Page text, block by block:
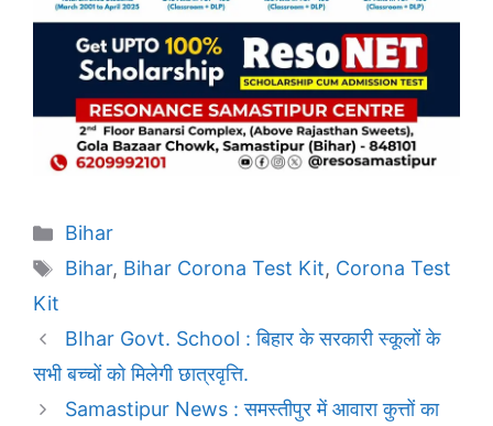
Categories
Bihar
Tags
Bihar, Bihar Corona Test Kit, Corona Test
Kit
BIhar Govt. School : बिहार के सरकारी स्कूलों के
सभी बच्चों को मिलेगी छात्रवृत्ति.
Samastipur News : समस्तीपुर में आवारा कुत्तों का